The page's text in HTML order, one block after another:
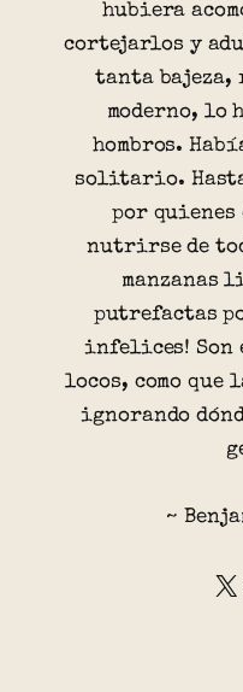
hubiera
cortejarlos y
tanta bajeza,
moderno, lo
hombros.
solitario. Hasta
por quienes
nutrirse de
manzanas
putrefactas
infelices! Son
locos, como que
ignorando
~
X